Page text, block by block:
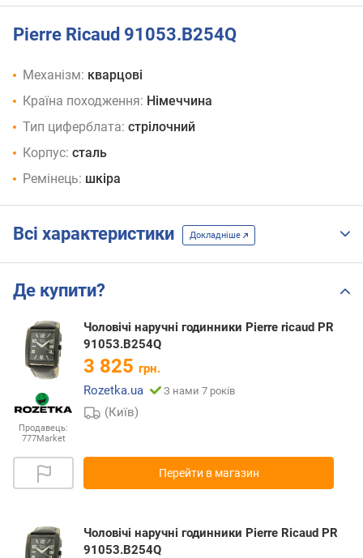
Pierre Ricaud 91053.B254Q
Механізм: кварцові
Країна походження: Німеччина
Тип циферблата: стрілочний
Корпус: сталь
Ремінець: шкіра
Всі характеристики Докладніше
Де купити?
Продавець:
777Market
Чоловічі наручні годинники Pierre ricaud PR
91053.B254Q
3 825 грн.
Rozetka.ua
З нами 7 років
(Київ)
Перейти в магазин
Чоловічі наручні годинники Pierre Ricaud PR
91053.B254Q